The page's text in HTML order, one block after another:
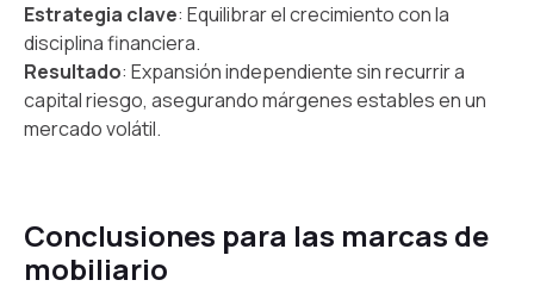
Estrategia clave: Equilibrar el crecimiento con la
disciplina financiera.
Resultado: Expansión independiente sin recurrir a
capital riesgo, asegurando márgenes estables en un
mercado volátil.
Conclusiones para las marcas de
mobiliario